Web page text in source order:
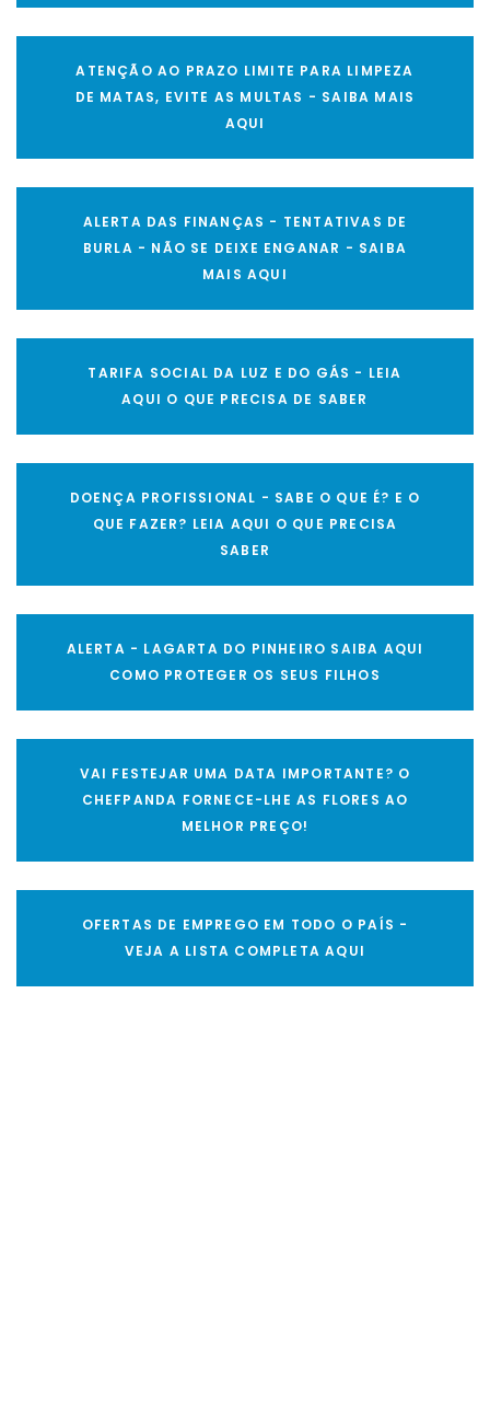
ATENÇÃO AO PRAZO LIMITE PARA LIMPEZA
DE MATAS, EVITE AS MULTAS - SAIBA MAIS
AQUI
ALERTA DAS FINANÇAS - TENTATIVAS DE
BURLA - NÃO SE DEIXE ENGANAR - SAIBA
MAIS AQUI
TARIFA SOCIAL DA LUZ E DO GÁS - LEIA
AQUI O QUE PRECISA DE SABER
DOENÇA PROFISSIONAL - SABE O QUE É? E O
QUE FAZER? LEIA AQUI O QUE PRECISA
SABER
ALERTA - LAGARTA DO PINHEIRO SAIBA AQUI
COMO PROTEGER OS SEUS FILHOS
VAI FESTEJAR UMA DATA IMPORTANTE? O
CHEFPANDA FORNECE-LHE AS FLORES AO
MELHOR PREÇO!
OFERTAS DE EMPREGO EM TODO O PAÍS -
VEJA A LISTA COMPLETA AQUI